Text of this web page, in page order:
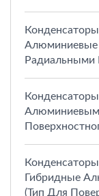
Алюминиевые
Радиальными
Алюминиевым
Гибридные
(тип Для